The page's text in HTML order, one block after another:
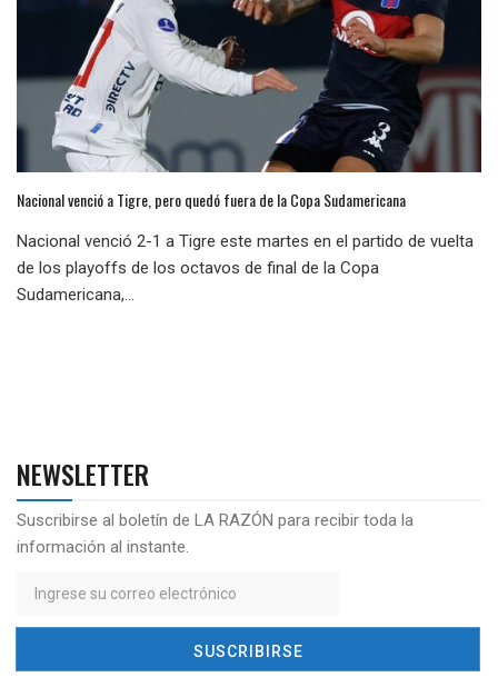
Nacional venció a Tigre, pero quedó fuera de la Copa Sudamericana
Nacional venció 2-1 a Tigre este martes en el partido de vuelta
de los playoffs de los octavos de final de la Copa
Sudamericana,...
NEWSLETTER
Suscribirse al boletín de LA RAZÓN para recibir toda la
información al instante.